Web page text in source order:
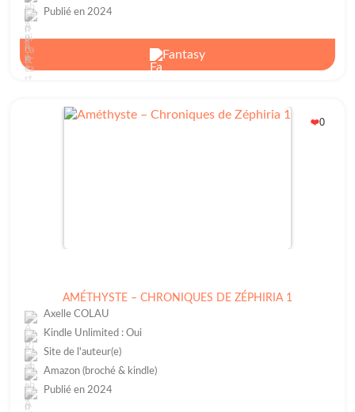
Publié en 2024
Fantasy
❤️0
AMÉTHYSTE – CHRONIQUES DE ZÉPHIRIA 1
Axelle COLAU
Kindle Unlimited : Oui
Site de l'auteur(e)
Amazon (broché & kindle)
Publié en 2024